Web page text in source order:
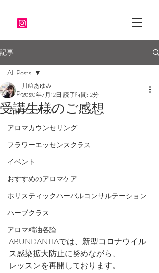
記事
All Posts
アロマスクール
アロマカウンセリング
フラワーエッセンスクラス
イベント
おすすめのアロマケア
ホリスティックハーバルコンサルテーション
ハーブクラス
アロマ精油各論
All Posts
受講生様のご感想
川﨑あゆみ
2020年7月12日 読了時間: 2分
ABUNDANTIAでは、新型コロナウイル
ス感染拡大防止に努めながら、
レッスンを再開しております。